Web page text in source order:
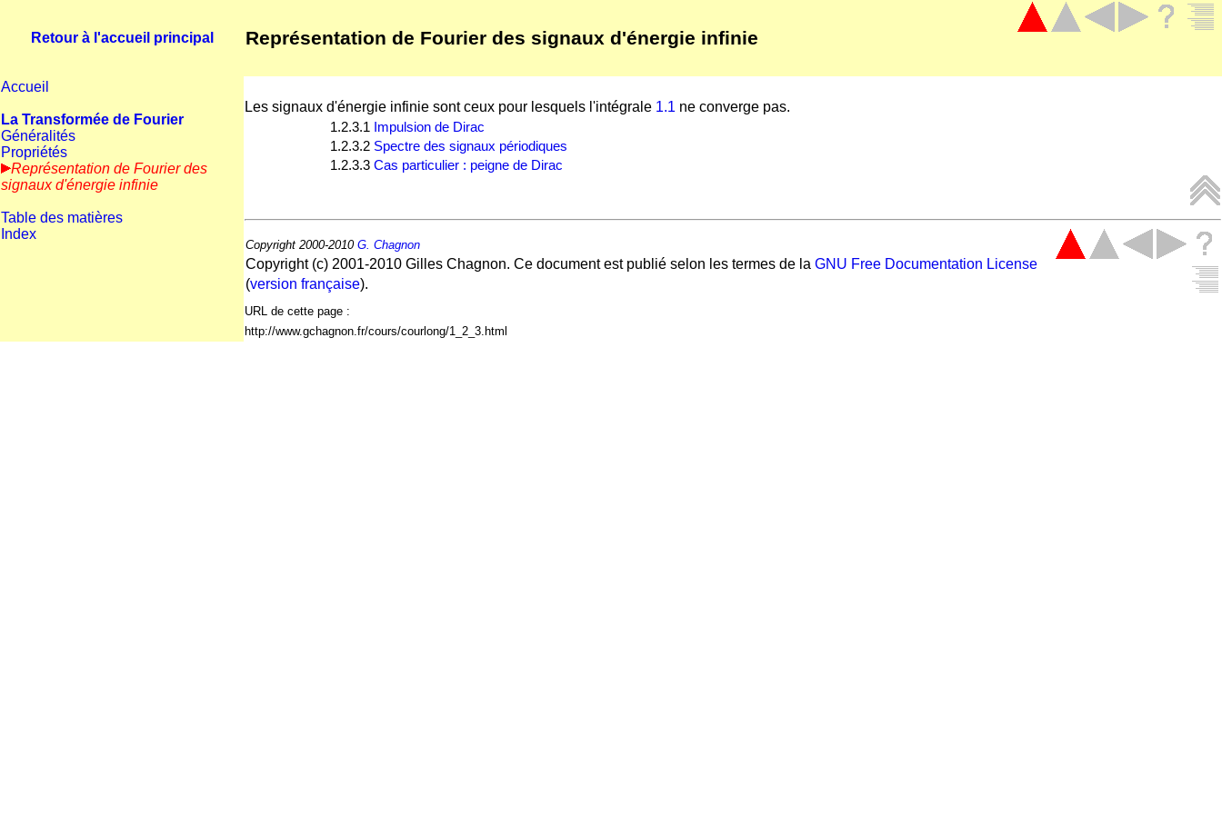
Retour à l'accueil principal Représentation de Fourier des signaux d'énergie infinie
Accueil
La Transformée de Fourier
Généralités
Propriétés
Représentation de Fourier des
signaux d'énergie infinie
Table des matières
Index
Les signaux d'énergie infinie sont ceux pour lesquels l'intégrale 1.1 ne converge pas.
1.2.3.1 Impulsion de Dirac
1.2.3.2 Spectre des signaux périodiques
1.2.3.3 Cas particulier : peigne de Dirac
Copyright 2000-2010 G. Chagnon
Copyright (c) 2001-2010 Gilles Chagnon. Ce document est publié selon les termes de la GNU Free Documentation License
(version française).
URL de cette page :
http://www.gchagnon.fr/cours/courlong/1_2_3.html